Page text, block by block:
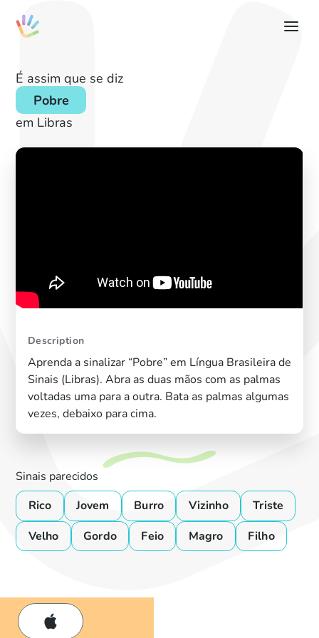
É assim que se diz
Pobre
em Libras
Description
Aprenda a sinalizar “Pobre” em Língua Brasileira de
Sinais (Libras). Abra as duas mãos com as palmas
voltadas uma para a outra. Bata as palmas algumas
vezes, debaixo para cima.
Sinais parecidos
Rico
Jovem Burro Vizinho
Triste
Velho
Gordo Feio Magro Filho